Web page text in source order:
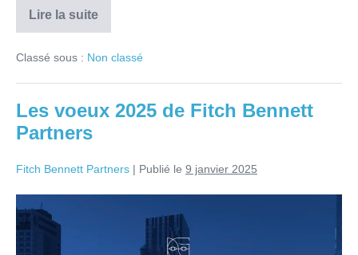
Lire la suite
Classé sous : Non classé
Les voeux 2025 de Fitch Bennett
Partners
Fitch Bennett Partners | Publié le 9 janvier 2025